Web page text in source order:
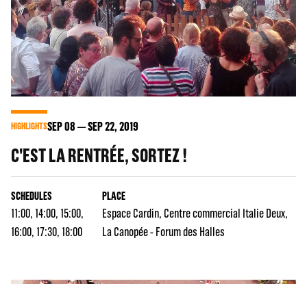
HIGHLIGHTSSEP08 SEP22, 2019
C'EST LA RENTRÉE, SORTEZ !
SCHEDULES
11:00, 14:00, 15:00,
16:00, 17:30, 18:00
PLACE
Espace Cardin Centre commercial Italie Deux
La Canopée - Forum des Halles